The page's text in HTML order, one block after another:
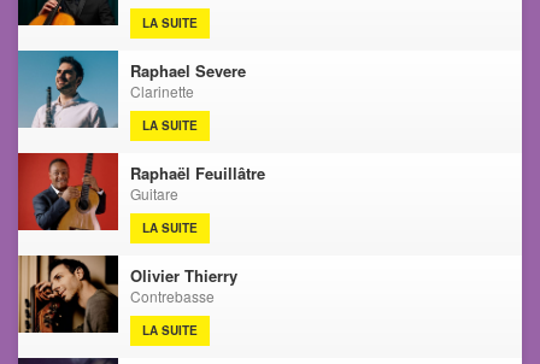
LA SUITE
Raphael Severe
Clarinette
LA SUITE
Raphaël Feuillâtre
Guitare
LA SUITE
Olivier Thierry
Contrebasse
LA SUITE